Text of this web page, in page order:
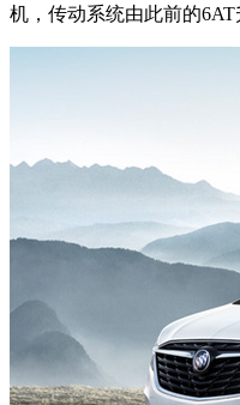
机，传动系统由此前的6AT